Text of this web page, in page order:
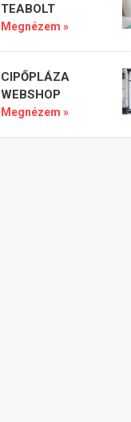
TEABOLT
Megnézem »
CIPŐPLÁZA
WEBSHOP
Megnézem »